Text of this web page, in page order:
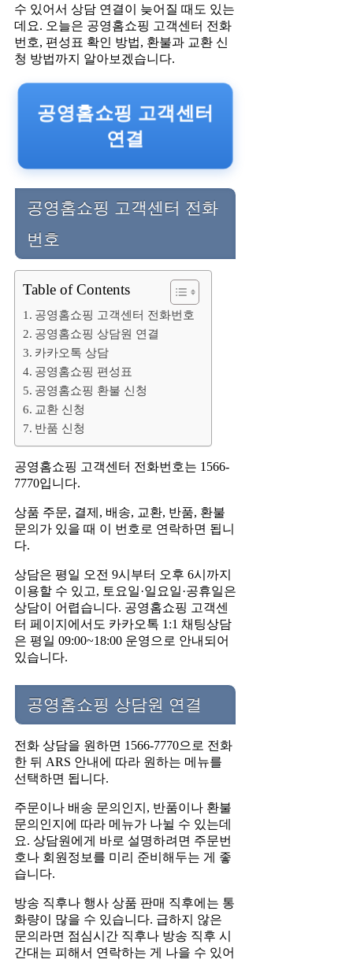
수 있어서 상담 연결이 늦어질 때도 있는
데요. 오늘은 공영홈쇼핑 고객센터 전화
번호, 편성표 확인 방법, 환불과 교환 신
청 방법까지 알아보겠습니다.
공영홈쇼핑 고객센터
연결
공영홈쇼핑 고객센터 전화
번호
Table of Contents
공영홈쇼핑 고객센터 전화번호
공영홈쇼핑 상담원 연결
카카오톡 상담
공영홈쇼핑 편성표
공영홈쇼핑 환불 신청
교환 신청
반품 신청
공영홈쇼핑 고객센터 전화번호는 1566-
7770입니다.
상품 주문, 결제, 배송, 교환, 반품, 환불
문의가 있을 때 이 번호로 연락하면 됩니
다.
상담은 평일 오전 9시부터 오후 6시까지
이용할 수 있고, 토요일·일요일·공휴일은
상담이 어렵습니다. 공영홈쇼핑 고객센
터 페이지에서도 카카오톡 1:1 채팅상담
은 평일 09:00~18:00 운영으로 안내되어
있습니다.
공영홈쇼핑 상담원 연결
전화 상담을 원하면 1566-7770으로 전화
한 뒤 ARS 안내에 따라 원하는 메뉴를
선택하면 됩니다.
주문이나 배송 문의인지, 반품이나 환불
문의인지에 따라 메뉴가 나뉠 수 있는데
요. 상담원에게 바로 설명하려면 주문번
호나 회원정보를 미리 준비해두는 게 좋
습니다.
방송 직후나 행사 상품 판매 직후에는 통
화량이 많을 수 있습니다. 급하지 않은
문의라면 점심시간 직후나 방송 직후 시
간대는 피해서 연락하는 게 나을 수 있어